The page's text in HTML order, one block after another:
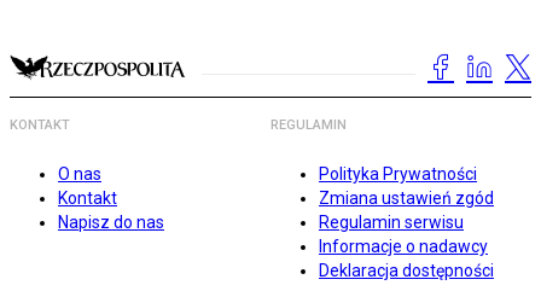
KONTAKT
O nas
Kontakt
Napisz do nas
REGULAMIN
Polityka Prywatności
Zmiana ustawień zgód
Regulamin serwisu
Informacje o nadawcy
Deklaracja dostępności